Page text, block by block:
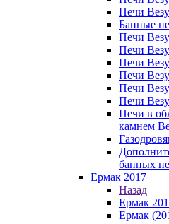
Печи
Банные
Печи
Печи
Печи
Печи
Печи
Печи
Печи в
камнем
банных
Ермак 2017
Назад
Ермак
Ермак